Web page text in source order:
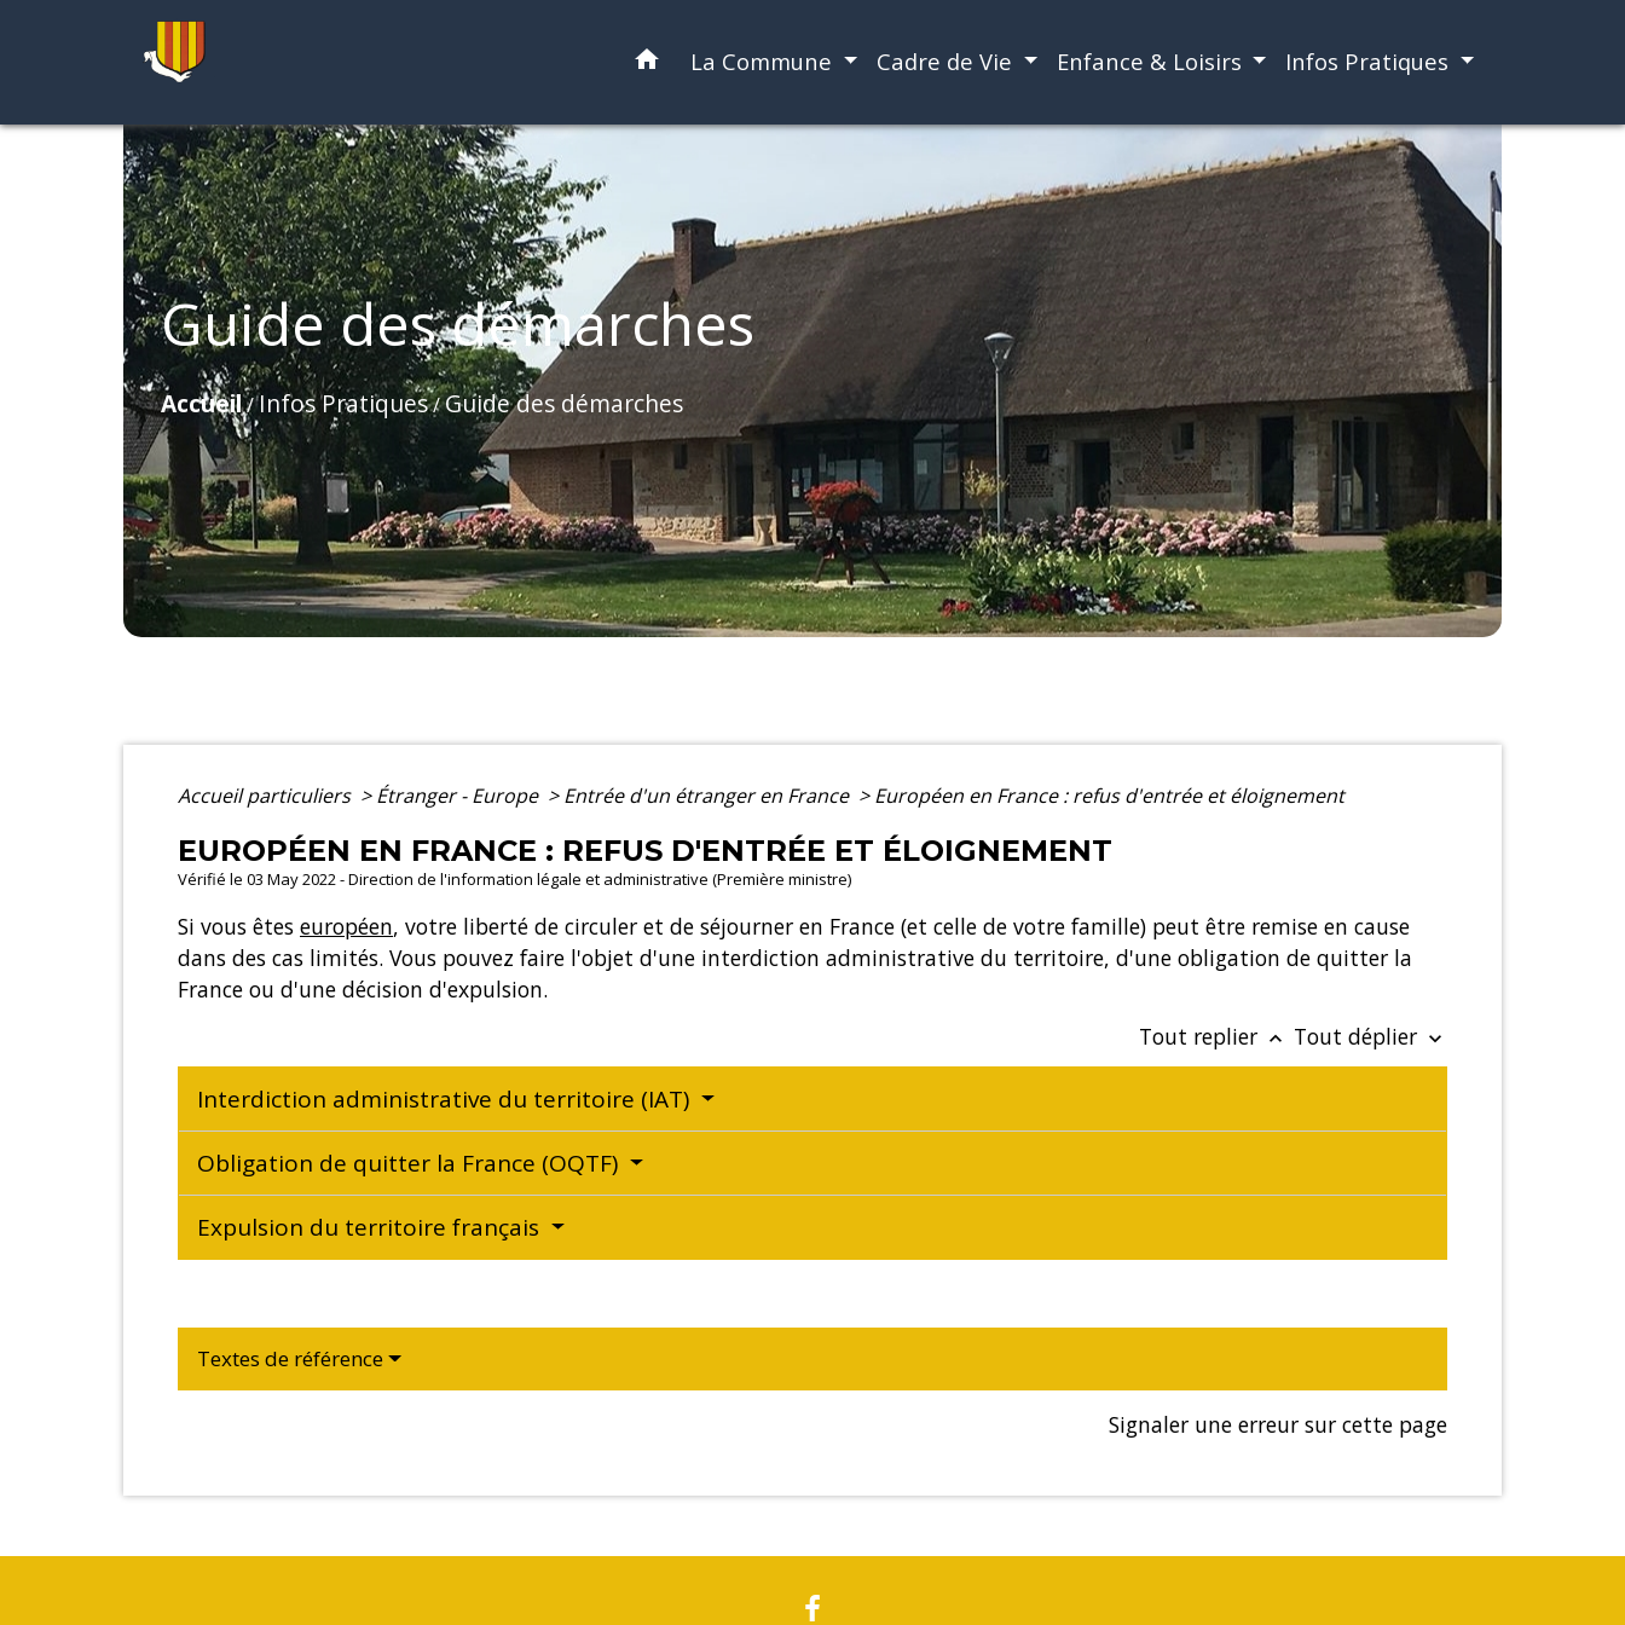
home La Commune Cadre de Vie Enfance & Loisirs Infos Pratiques
Guide des démarches
Accueil/Infos Pratiques/Guide des démarches
Accueil particuliers > Étranger - Europe > Entrée d'un étranger en France > Européen en France : refus d'entrée et éloignement
EUROPÉEN EN FRANCE : REFUS D'ENTRÉE ET ÉLOIGNEMENT
Vérifié le 03 May 2022 - Direction de l'information légale et administrative (Première ministre)
Si vous êtes européen, votre liberté de circuler et de séjourner en France (et celle de votre famille) peut être remise en cause
dans des cas limités. Vous pouvez faire l'objet d'une interdiction administrative du territoire, d'une obligation de quitter la
France ou d'une décision d'expulsion.
Tout replier keyboard_arrow_up Tout déplier keyboard_arrow_down
Interdiction administrative du territoire (IAT)
Obligation de quitter la France (OQTF)
Expulsion du territoire français
Textes de référence
Signaler une erreur sur cette page